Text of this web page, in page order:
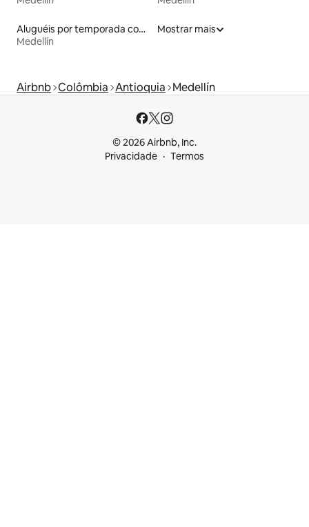
Aluguéis por temporada com suítes privativas
Medellín
Mostrar mais
Airbnb Colômbia Antioquia Medellín
© 2026 Airbnb, Inc.
Privacidade
Termos